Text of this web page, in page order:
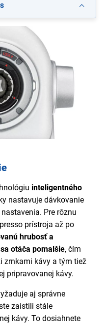
inteligentného
nastavuje dávkovanie
Pre rôznu
prístroja až po
hrubosť a
otáča pomalšie, čím
zrnkami kávy a tým tiež
pripravovanej kávy.
aj správne
zaistili stále
kávy. To dosiahnete